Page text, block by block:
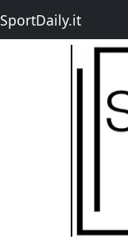
SportDaily.it